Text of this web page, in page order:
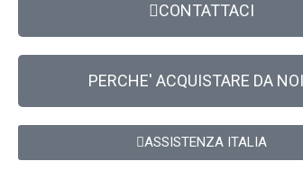
CONTATTACI
PERCHE' ACQUISTARE DA
ASSISTENZA ITALIA